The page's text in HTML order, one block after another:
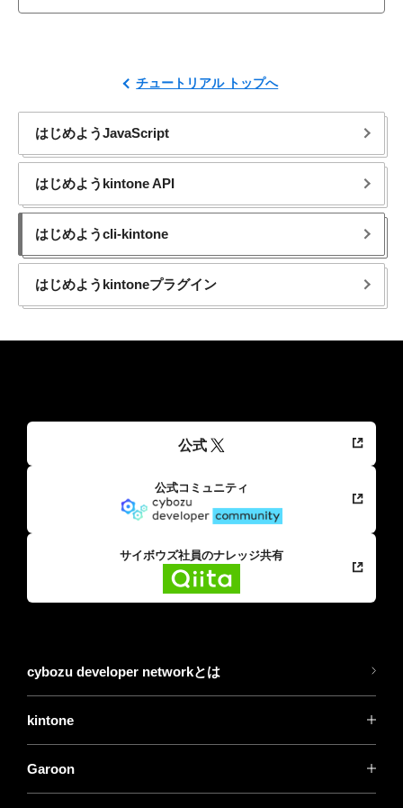
チュートリアル トップへ
は​じめようJavaScript
は​じめようkintone API
は​じめようcli-kintone
は​じめようkintoneプラグイン
公式
公式コミュニティ
サイボウズ社員のナレッジ共有
cybozu developer networkとは
kintone
Garoon